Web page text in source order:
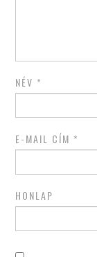
NÉV *
E-MAIL CÍM *
HONLAP